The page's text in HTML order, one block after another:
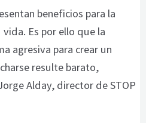
beneficios para la
Es por ello que la
agresiva para crear un
resulte barato,
Alday, director de STOP